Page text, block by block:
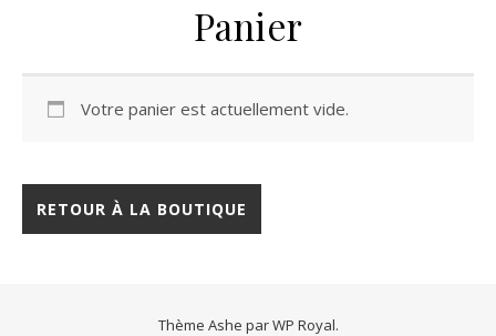
Panier
Votre panier est actuellement vide.
RETOUR À LA BOUTIQUE
Thème Ashe parWP Royal.